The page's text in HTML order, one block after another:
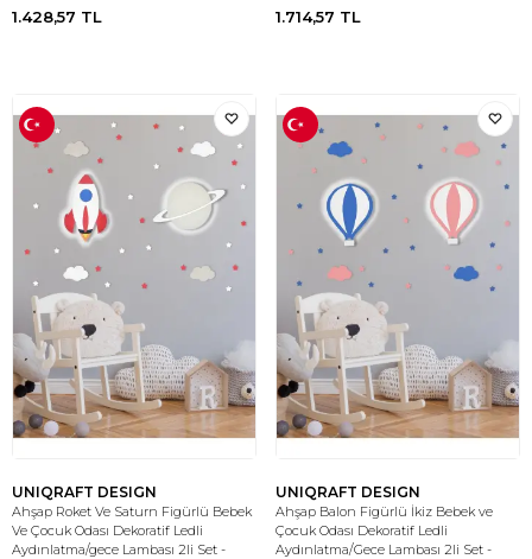
1.428,57 TL 1.714,57 TL
UNIQRAFT DESIGN
Ahşap Roket Ve Saturn Figürlü Bebek
Ve Çocuk Odası Dekoratif Ledli
Aydınlatma/gece Lambası 2li Set -
UNIQRAFT DESIGN
Ahşap Balon Figürlü İkiz Bebek ve
Çocuk Odası Dekoratif Ledli
Aydınlatma/Gece Lambası 2li Set -